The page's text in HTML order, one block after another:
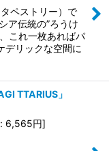
ペストリー）で
ア伝統の”ろうけ
これ一枚あればパ
デリックな空間に
TTARIUS」
: 6,565円]